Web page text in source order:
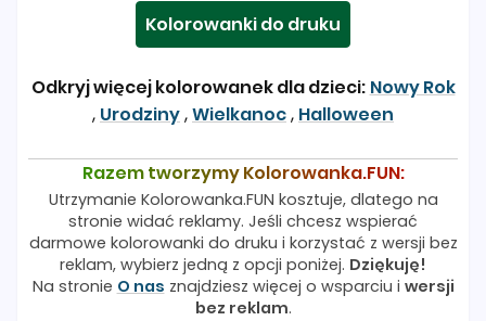
Kolorowanki do druku
Odkryj więcej kolorowanek dla dzieci: Nowy Rok
, Urodziny,Wielkanoc, Halloween
Razem tworzymy Kolorowanka.FUN:
Utrzymanie Kolorowanka.FUN kosztuje, dlatego na
stronie widać reklamy. Jeśli chcesz wspierać
darmowe kolorowanki do druku i korzystać z wersji bez
reklam, wybierz jedną z opcji poniżej. Dziękuję!
Na stronie O nas znajdziesz więcej o wsparciu i wersji
bez reklam.